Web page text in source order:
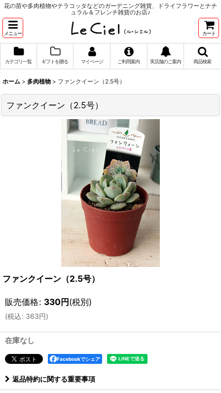
花の苗や多肉植物やテラコッタなどのガーデニング雑貨、ドライフラワーとナチ
ュラル＆フレンチ雑貨のお店♪
メニュー カート
カテゴリ一覧 ギフトを贈る マイページ ご利用案内 実店舗のご案内 商品検索
ホーム > 多肉植物 > ファンクイーン（2.5号）
ファンクイーン（2.5号）
ファンクイーン（2.5号）
販売価格: 330円(税別)
(税込: 363円)
在庫なし
Facebookでシェア
返品特約に関する重要事項